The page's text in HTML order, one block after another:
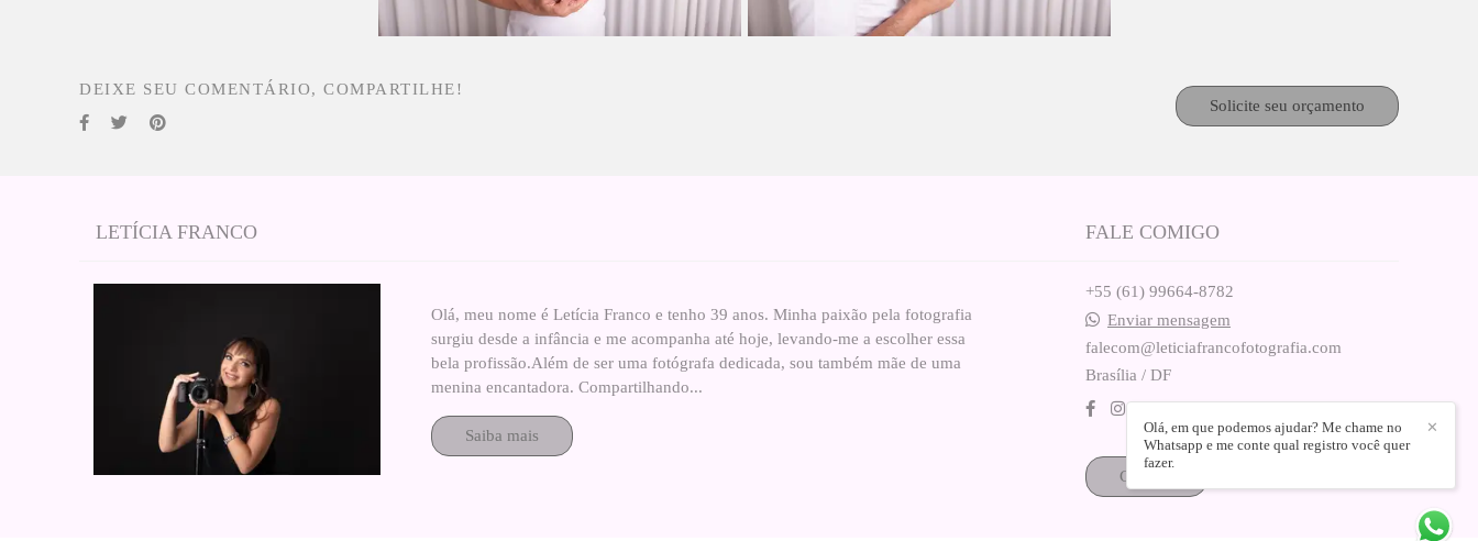
DEIXE SEU COMENTÁRIO, COMPARTILHE!
Solicite seu orçamento
LETÍCIA FRANCO
Olá, meu nome é Letícia Franco e tenho 39 anos. Minha paixão pela fotografia
surgiu desde a infância e me acompanha até hoje, levando-me a escolher essa
bela profissão.Além de ser uma fotógrafa dedicada, sou também mãe de uma
menina encantadora. Compartilhando...
Saiba mais
FALE COMIGO
+55 (61) 99664-8782
Enviar mensagem
falecom@leticiafrancofotografia.com
Brasília / DF
Contato
✕
Olá, em que podemos ajudar? Me chame no
Whatsapp e me conte qual registro você quer
fazer.